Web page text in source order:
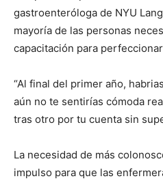
gastroenteróloga de NYU
mayoría de las personas
capacitación para
“Al final del primer año,
aún no te sentirías cómoda
tras otro por tu cuenta sin
La necesidad de más
impulso para que las